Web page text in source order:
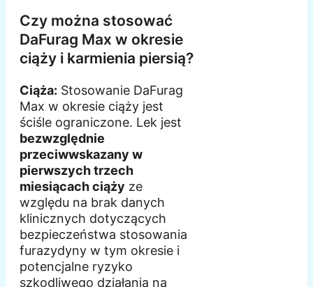
Czy można stosować
DaFurag Max w okresie
ciąży i karmienia piersią?
Ciąża: Stosowanie DaFurag
Max w okresie ciąży jest
ściśle ograniczone. Lek jest
bezwzględnie
przeciwwskazany w
pierwszych trzech
miesiącach ciąży ze
względu na brak danych
klinicznych dotyczących
bezpieczeństwa stosowania
furazydyny w tym okresie i
potencjalne ryzyko
szkodliwego działania na